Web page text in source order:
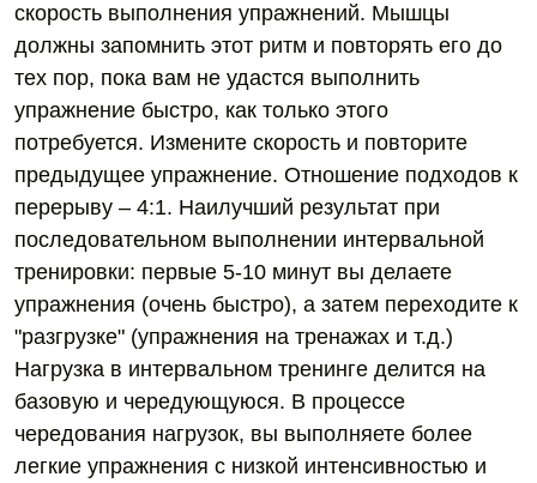
скорость выполнения упражнений. Мышцы
должны запомнить этот ритм и повторять его до
тех пор, пока вам не удастся выполнить
упражнение быстро, как только этого
потребуется. Измените скорость и повторите
предыдущее упражнение. Отношение подходов к
перерыву – 4:1. Наилучший результат при
последовательном выполнении интервальной
тренировки: первые 5-10 минут вы делаете
упражнения (очень быстро), а затем переходите к
"разгрузке" (упражнения на тренажах и т.д.)
Нагрузка в интервальном тренинге делится на
базовую и чередующуюся. В процессе
чередования нагрузок, вы выполняете более
легкие упражнения с низкой интенсивностью и